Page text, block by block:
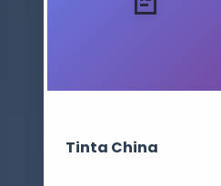
Tinta China